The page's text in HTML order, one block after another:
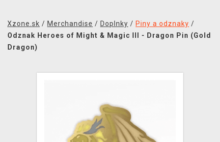
MERCHANDISE
Xzone.sk / Merchandise / Doplnky / Piny a odznaky /
Odznak Heroes of Might & Magic III - Dragon Pin (Gold
Dragon)